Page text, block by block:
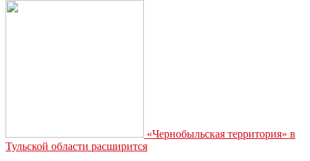
«Чернобыльская территория» в
Тульской области расширится